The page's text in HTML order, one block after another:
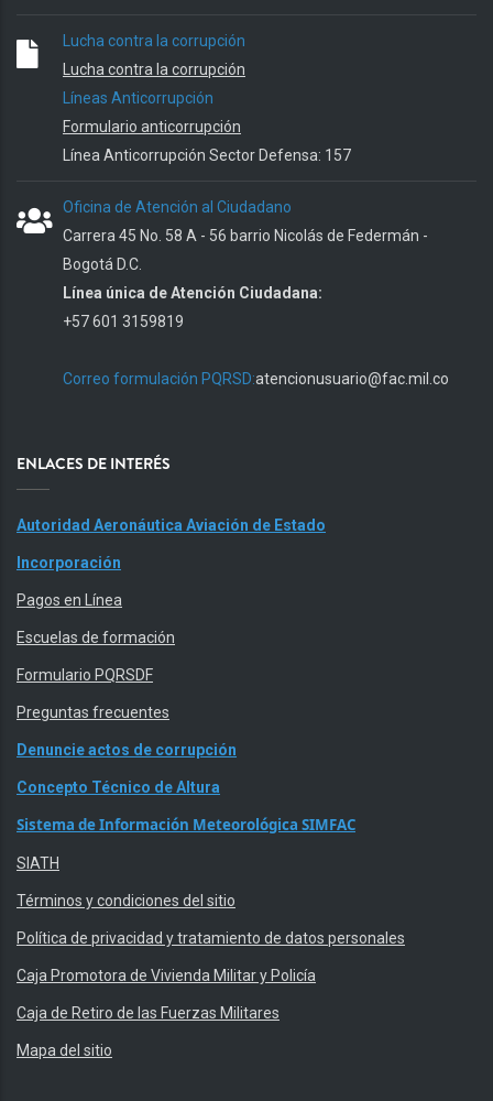
Lucha contra la corrupción
Lucha contra la corrupción
Líneas Anticorrupción
Formulario anticorrupción
Línea Anticorrupción Sector Defensa: 157
Oficina de Atención al Ciudadano
Carrera 45 No. 58 A - 56 barrio Nicolás de Federmán -
Bogotá D.C.
Línea única de Atención Ciudadana:
+57 601 3159819
Correo formulación PQRSD:atencionusuario@fac.mil.co
ENLACES DE INTERÉS
Autoridad Aeronáutica Aviación de Estado
Incorporación
Pagos en Línea
Escuelas de formación
Formulario PQRSDF
Preguntas frecuentes
Denuncie actos de corrupción
Concepto Técnico de Altura
Sistema de Información Meteorológica SIMFAC
SIATH
Términos y condiciones del sitio
Política de privacidad y tratamiento de datos personales
Caja Promotora de Vivienda Militar y Policía
Caja de Retiro de las Fuerzas Militares
Mapa del sitio